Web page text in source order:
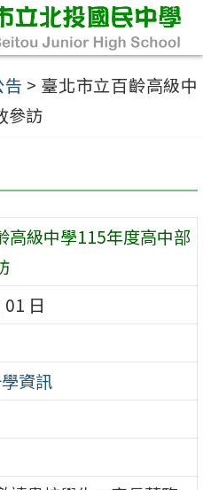
> 臺北市立百齡高級中
參訪
高級中學115年度高中部
日
資訊